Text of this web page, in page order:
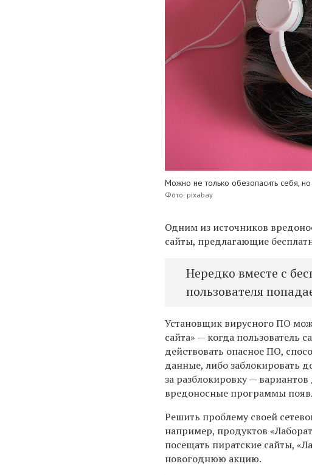
Можно не только обезопасить себя,
Фото: pixabay
Одним из источников
сайты, предлагающие
Нередко вместе с
пользователя
Установщик вирусного ПО
сайта» — когда пользователь
действовать опасное ПО,
данные, либо заблокировать
за разблокировку —
вредоносные программы
Решить проблему своей
например, продуктов
посещать пиратские сайты,
новогоднюю акцию.